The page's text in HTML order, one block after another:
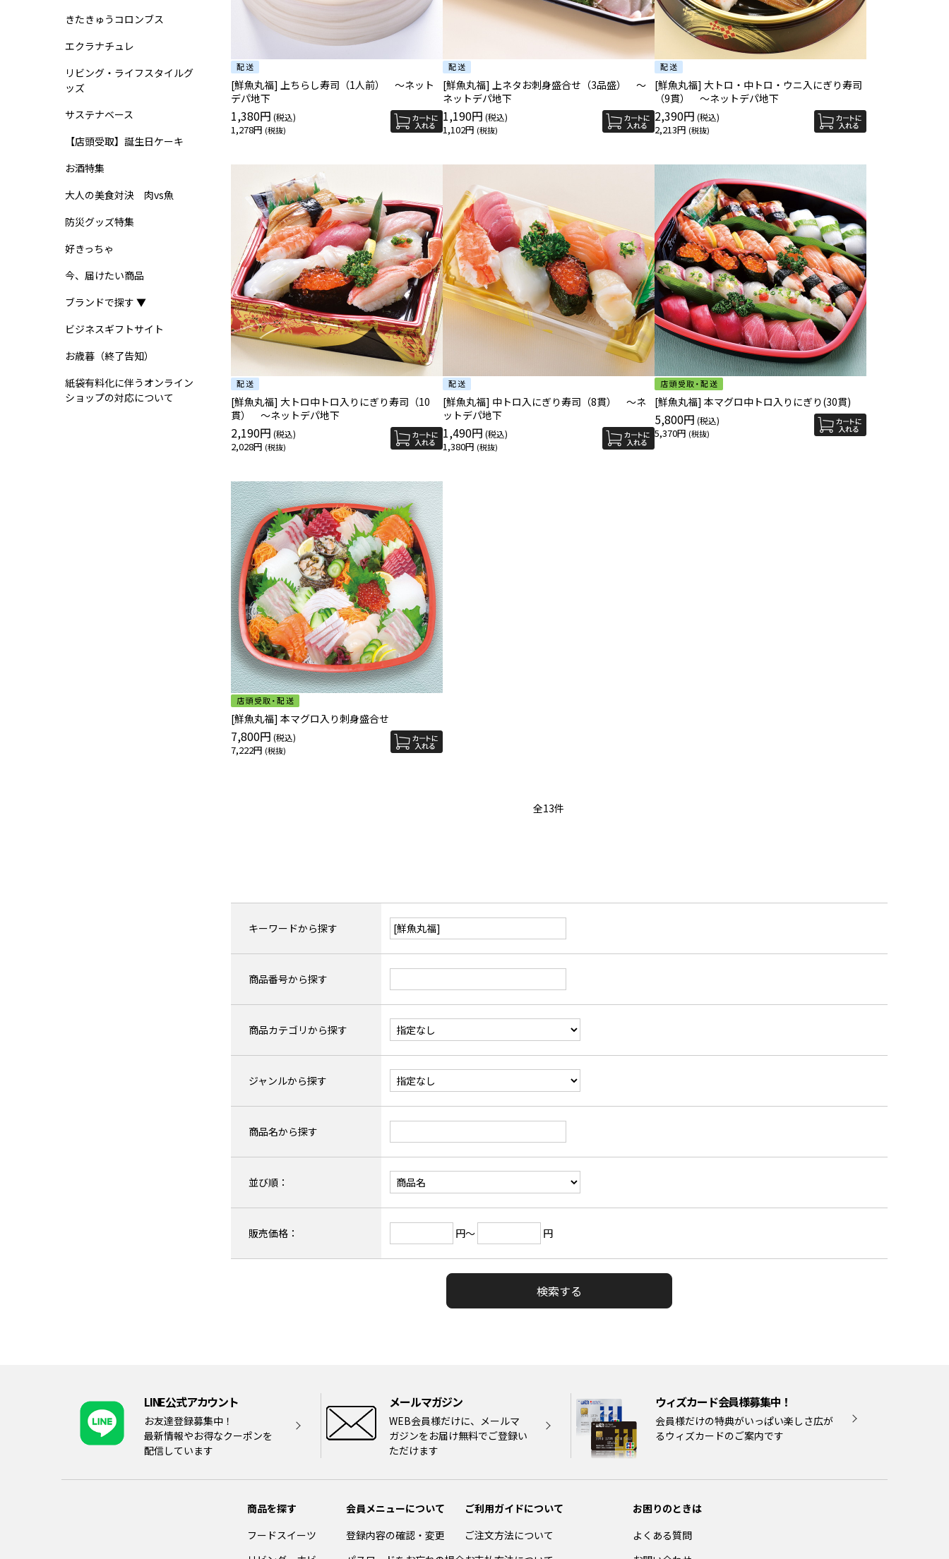
きたきゅうコロンブス
エクラナチュレ
リビング・ライフスタイルグ
ッズ
サステナベース
【店頭受取】誕生日ケーキ
お酒特集
大人の美食対決 肉vs魚
防災グッズ特集
好きっちゃ
今、届けたい商品
ブランドで探す ▼
ビジネスギフトサイト
お歳暮（終了告知）
紙袋有料化に伴うオンライン
ショップの対応について
[鮮魚丸福] 上ちらし寿司（1人前） ～ネット
デパ地下
1,380円
1,278円
[鮮魚丸福] 上ネタお刺身盛合せ（3品盛） ～
ネットデパ地下
1,190円
1,102円
[鮮魚丸福] 大トロ・中トロ・ウニ入にぎり寿司
（9貫） ～ネットデパ地下
2,390円
2,213円
[鮮魚丸福] 大トロ中トロ入りにぎり寿司（10
貫） ～ネットデパ地下
2,190円
2,028円
[鮮魚丸福] 中トロ入にぎり寿司（8貫） ～ネ
ットデパ地下
1,490円
1,380円
[鮮魚丸福] 本マグロ中トロ入りにぎり(30貫)
5,800円
5,370円
[鮮魚丸福] 本マグロ入り刺身盛合せ
7,800円
7,222円
全13件
キーワードから探す
商品番号から探す
商品カテゴリから探す
ジャンルから探す
商品名から探す
並び順：
販売価格： 円～ 円
LINE公式アカウント
お友達登録募集中！
最新情報やお得なクーポンを
配信しています
メールマガジン
WEB会員様だけに、メールマ
ガジンをお届け無料でご登録い
ただけます
ウィズカード会員様募集中！
会員様だけの特典がいっぱい楽しさ広が
るウィズカードのご案内です
商品を探す
フードスイーツ
会員メニューについて
登録内容の確認・変更
ご利用ガイドについて
ご注文方法について
お困りのときは
よくある質問